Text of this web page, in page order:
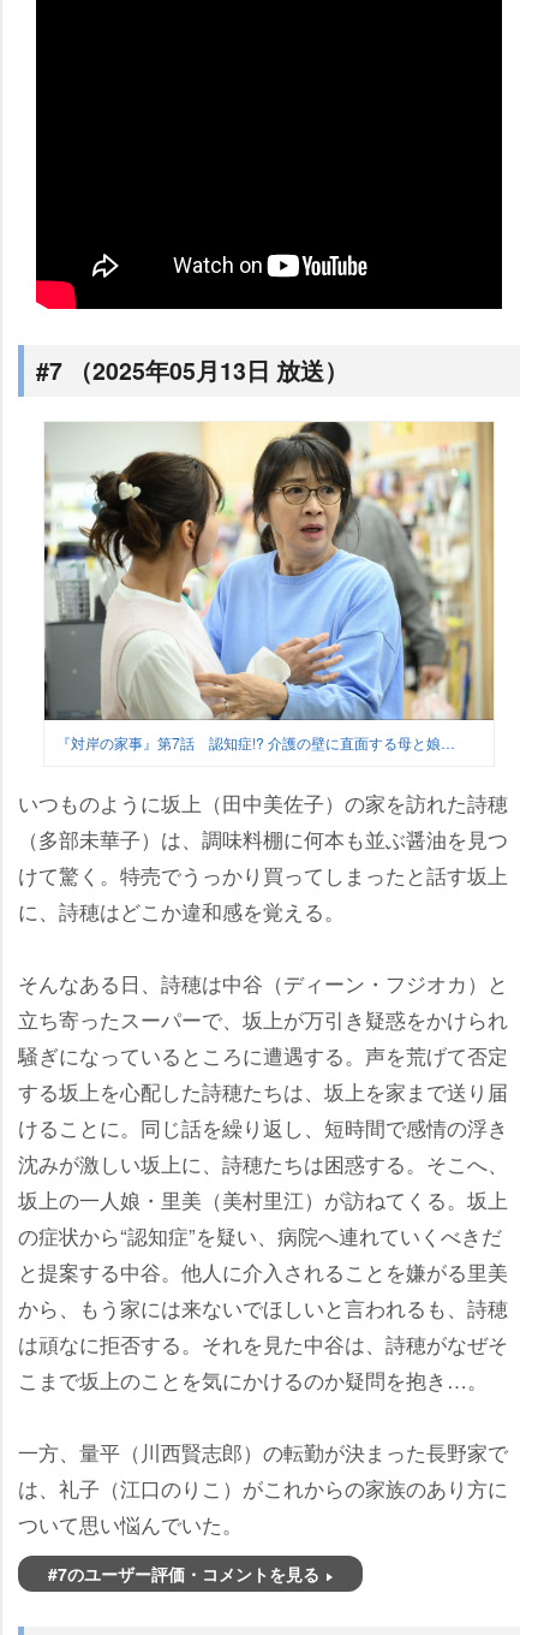
#7 （2025年05月13日 放送）
『対岸の家事』第7話 認知症!? 介護の壁に直面する母と娘…
いつものように坂上（田中美佐子）の家を訪れた詩穂
（多部未華子）は、調味料棚に何本も並ぶ醤油を見つ
けて驚く。特売でうっかり買ってしまったと話す坂上
に、詩穂はどこか違和感を覚える。
そんなある日、詩穂は中谷（ディーン・フジオカ）と
立ち寄ったスーパーで、坂上が万引き疑惑をかけられ
騒ぎになっているところに遭遇する。声を荒げて否定
する坂上を心配した詩穂たちは、坂上を家まで送り届
けることに。同じ話を繰り返し、短時間で感情の浮き
沈みが激しい坂上に、詩穂たちは困惑する。そこへ、
坂上の一人娘・里美（美村里江）が訪ねてくる。坂上
の症状から“認知症”を疑い、病院へ連れていくべきだ
と提案する中谷。他人に介入されることを嫌がる里美
から、もう家には来ないでほしいと言われるも、詩穂
は頑なに拒否する。それを見た中谷は、詩穂がなぜそ
こまで坂上のことを気にかけるのか疑問を抱き…。
一方、量平（川西賢志郎）の転勤が決まった長野家で
は、礼子（江口のりこ）がこれからの家族のあり方に
ついて思い悩んでいた。
#7のユーザー評価・コメントを見る